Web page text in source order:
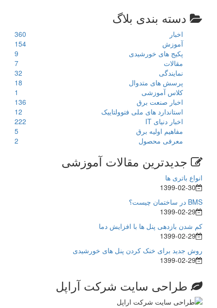
دسته بندی بلاگ
اخبار
360
آموزش
154
پکیج های خورشیدی
9
مقالات
7
نمایندگی
32
پرسش های متدوال
18
کلاس آموزشی
1
اخبار صنعت برق
136
استاندارد های ملی فتوولتاییک
12
اخبار دنیای IT
222
مفاهیم اولیه برق
5
معرفی محصول
2
جدیدترین مقالات آموزشی
انواع باتری ها
1399-02-30
BMS در ساختمان چیست؟
1399-02-29
کم شدن بازدهی پنل ها با افزایش دما
1399-02-29
روش جدید برای خنک کردن پنل های خورشیدی
1399-02-29
طراحی سایت شرکت آراپل